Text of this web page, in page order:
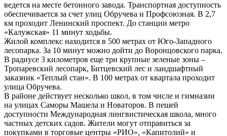
ведется на месте бетонного завода. Транспортная доступность
обеспечивается за счет улиц Обручева и Профсоюзная. В 2,7
км проходит Ленинский проспект. До станции метро
«Калужская» 11 минут ходьбы.
Жилой комплекс находится в 500 метрах от Юго-Западного
лесопарка. За 10 минут можно дойти до Воронцовского парка.
В радиусе 3 километров еще три крупные зеленые зоны ‒
Тропаревский лесопарк, Битцевский лес и ландшафтный
заказник «Теплый стан». В 100 метрах от квартала проходит
улица Обручева.
В районе действует несколько школ, в том числе и гимназии
на улицах Саморы Машела и Новаторов. В пешей
доступности Международная лингвистическая школа, много
частных детских садов. Жители могут отправиться за
покупками в торговые центры «РИО», «Капитолий» и